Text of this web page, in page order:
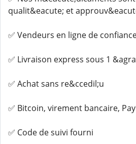
qualit&eacute; et
✅ Vendeurs en ligne de
✅ Livraison express sous 1
✅ Achat sans re&ccedil;u
✅ Bitcoin, virement bancaire,
✅ Code de suivi fourni